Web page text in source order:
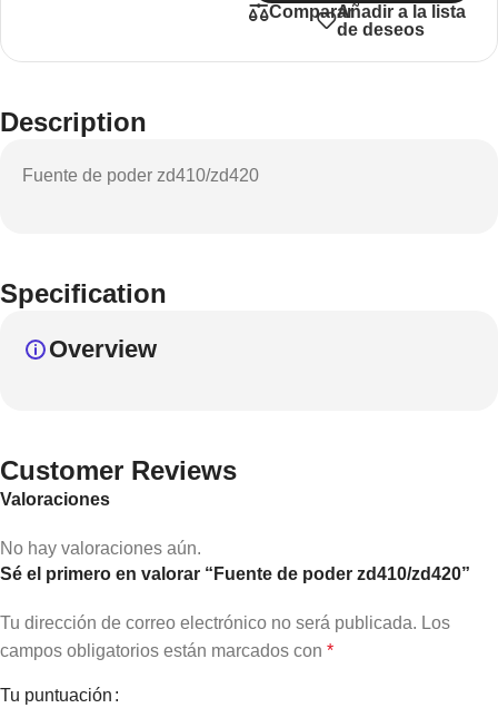
CompararAñadir a la lista
de deseos
Description
Fuente de poder zd410/zd420
Specification
Overview
Customer Reviews
Valoraciones
No hay valoraciones aún.
Sé el primero en valorar “Fuente de poder zd410/zd420”
Tu dirección de correo electrónico no será publicada. Los
campos obligatorios están marcados con *
Tu puntuación